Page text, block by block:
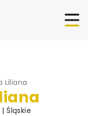
Liliana
Śląskie